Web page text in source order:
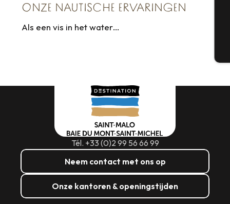
ONZE NAUTISCHE ERVARINGEN
Als een vis in het water…
Tél. +33 (0)2 99 56 66 99
Neem contact met ons op
Onze kantoren & openingstijden